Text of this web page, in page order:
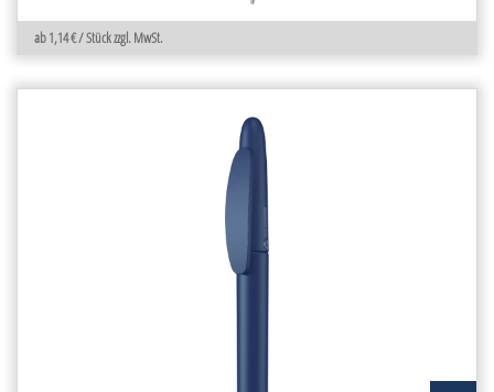
ab 1,14 € / Stück zzgl. MwSt.